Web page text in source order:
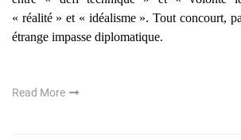
« réalité » et « idéalisme ». Tout concourt,
étrange impasse diplomatique.
Read More